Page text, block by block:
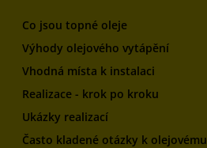
Co jsou topné oleje
Výhody olejového vytápění
Vhodná místa k instalaci
Realizace - krok po kroku
Ukázky realizací
Často kladené otázky k olejovému